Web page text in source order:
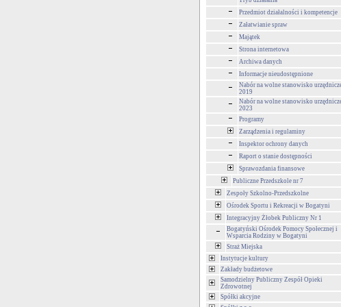
Przedmiot działalności i kompetencje
Załatwianie spraw
Majątek
Strona internetowa
Archiwa danych
Informacje nieudostępnione
Nabór na wolne stanowisko
2019
Nabór na wolne stanowisko
2023
Programy
Zarządzenia i regulaminy
Inspektor ochrony danych
Raport o stanie dostępności
Sprawozdania finansowe
Publiczne Przedszkole nr 7
Zespoły Szkolno-Przedszkolne
Ośrodek Sportu i Rekreacji w Bogatyni
Integracyjny Żłobek Publiczny Nr 1
Bogatyński Ośrodek Pomocy Społecznej i
Wsparcia Rodziny w Bogatyni
Straż Miejska
Instytucje kultury
Zakłady budżetowe
Samodzielny Publiczny Zespół Opieki
Zdrowotnej
Spółki akcyjne